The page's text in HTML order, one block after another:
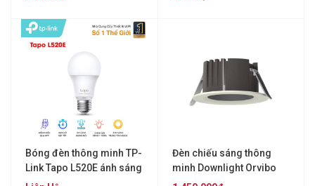
Bóng đèn thông minh TP-
Link Tapo L520E ánh sáng
ấm 4000K
Đèn chiếu sáng thông
minh Downlight Orvibo
DT40Z07B